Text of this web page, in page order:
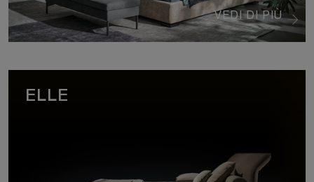
VEDI DI PIÙ
ELLE